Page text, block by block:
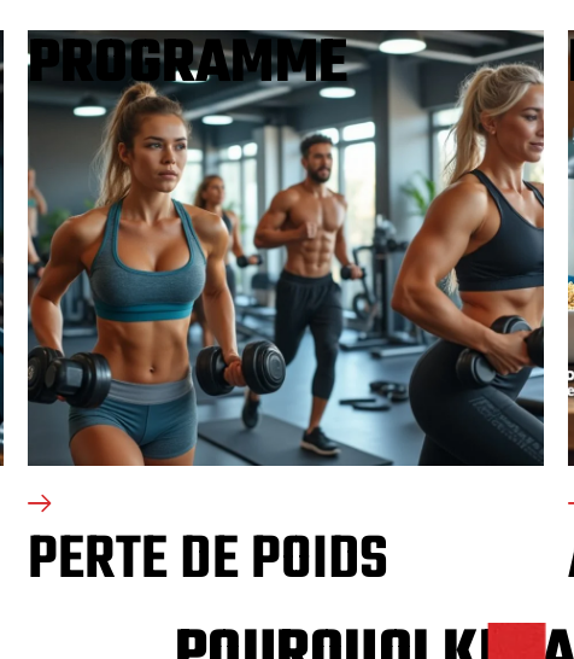
PROGRAMME
PERTE DE POIDS